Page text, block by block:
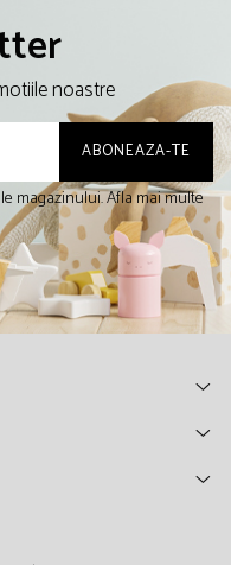
noastre
magazinului. Afla mai multe